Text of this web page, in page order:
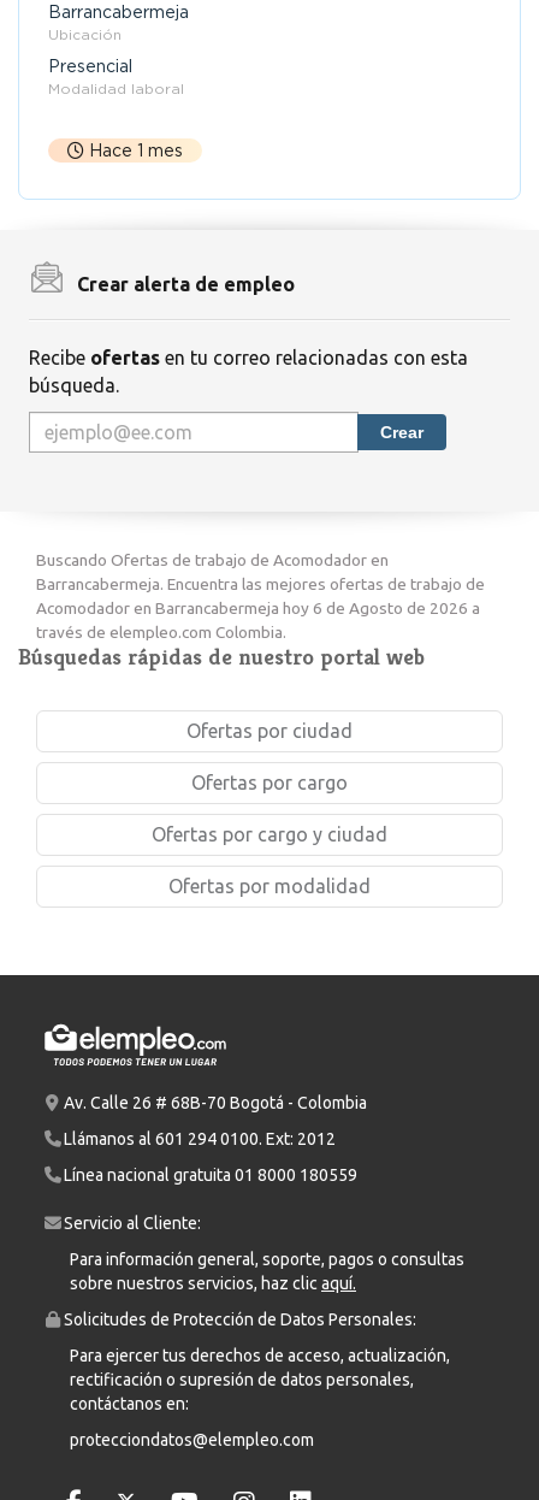
Barrancabermeja
Ubicación
Presencial
Modalidad laboral
Hace 1 mes
Crear alerta de empleo
Recibe ofertas en tu correo relacionadas con esta
búsqueda.
Crear
Buscando Ofertas de trabajo de Acomodador en
Barrancabermeja. Encuentra las mejores ofertas de trabajo de
Acomodador en Barrancabermeja hoy 6 de Agosto de 2026 a
través de elempleo.com Colombia.
Búsquedas rápidas de nuestro portal web
Ofertas por ciudad
Ofertas por cargo
Ofertas por cargo y ciudad
Ofertas por modalidad
Av. Calle 26 # 68B-70 Bogotá - Colombia
Llámanos al 601 294 0100. Ext: 2012
Línea nacional gratuita 01 8000 180559
Servicio al Cliente:
Para información general, soporte, pagos o consultas
sobre nuestros servicios, haz clicaquí.
Solicitudes de Protección de Datos Personales:
Para ejercer tus derechos de acceso, actualización,
rectificación o supresión de datos personales,
contáctanos en:
protecciondatos@elempleo.com